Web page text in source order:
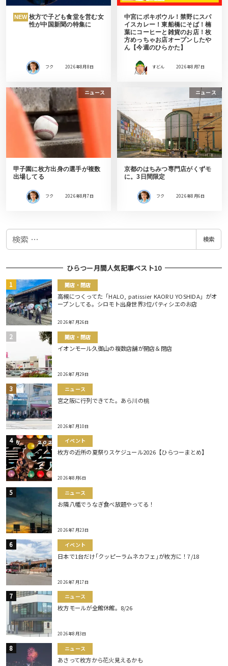
NEW 枚方で子ども食堂を営む女
性が中国新聞の特集に
フク 2026年8月8日
中宮にポキボウル！禁野にスパ
イスカレー！東船橋にそば！楠
葉にコーヒーと雑貨のお店！枚
方めっちゃお店オープンしたや
ん【今週のひらかた】
すどん 2026年8月7日
ニュース
甲子園に枚方出身の選手が複数
出場してる
フク 2026年8月7日
ニュース
京都のはちみつ専門店がくずモ
に。3日間限定
フク 2026年8月6日
検
検索
ひらつー月間人気記事ベスト10
開店・閉店
高槻につくってた「HALO, patissier KAORU YOSHIDA」がオ
ープンしてる。シロモト出身世界3位パティシエのお店
2026年7月26日
開店・閉店
イオンモール久御山の複数店舗が開店＆閉店
2026年7月29日
ニュース
宮之阪に行列できてた。あら川の桃
2026年7月10日
イベント
枚方の近所の夏祭りスケジュール2026【ひらつーまとめ】
2026年8月6日
ニュース
お隣八幡でうなぎ食べ放題やってる！
2026年7月23日
イベント
日本で1台だけ｢クッピーラムネカフェ｣が枚方に！7/18
2026年7月17日
ニュース
枚方モールが全館休館。8/26
2026年8月3日
ニュース
あさって枚方から花火見えるかも